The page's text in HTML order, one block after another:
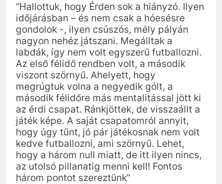
“Hallottuk, hogy Érden sok a hiányzó. Ilyen
időjárásban – és nem csak a hóesésre
gondolok -, ilyen csúszós, mély pályán
nagyon nehéz játszani. Megálltak a
labdák, így nem volt egyszerű futballozni.
Az első félidő rendben volt, a második
viszont szörnyű. Ahelyett, hogy
megrúgtuk volna a negyedik gólt, a
második félidőre más mentalitással jött ki
az érdi csapat. Ránkjöttek, de visszaállt a
játék képe. A saját csapatomról annyit,
hogy úgy tűnt, jó pár játékosnak nem volt
kedve futballozni, ami szörnyű. Lehet,
hogy a három null miatt, de itt ilyen nincs,
az utolsó pillanatig menni kell! Fontos
három pontot szereztünk”